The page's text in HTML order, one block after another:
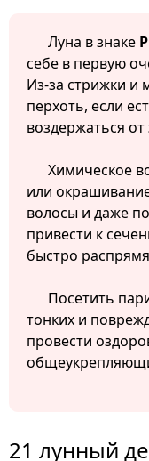
Луна в знаке
себе в первую
Из-за стрижки и
перхоть, если
воздержаться от
Химическое
или
волосы и даже
привести к
быстро
Посетить
тонких и
провести
21 лунный